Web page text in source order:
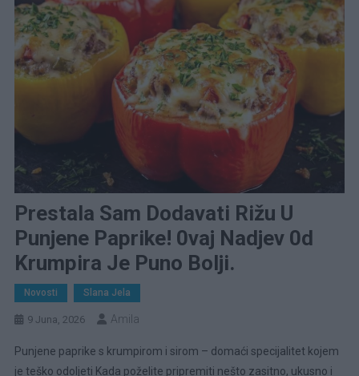
Prestala Sam Dodavati Rižu U
Punjene Paprike! 0vaj Nadjev 0d
Krumpira Je Puno Bolji.
Novosti Slana Jela
9 Juna, 2026 Amila
Punjene paprike s krumpirom i sirom – domaći specijalitet kojem
je teško odoljeti Kada poželite pripremiti nešto zasitno, ukusno i